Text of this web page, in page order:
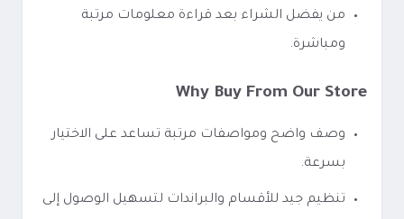
من يفضل الشراء بعد قراءة معلومات مرتبة
ومباشرة.
Why Buy From Our Store
وصف واضح ومواصفات مرتبة تساعد على الاختيار
بسرعة.
تنظيم جيد للأقسام والبراندات لتسهيل الوصول إلى